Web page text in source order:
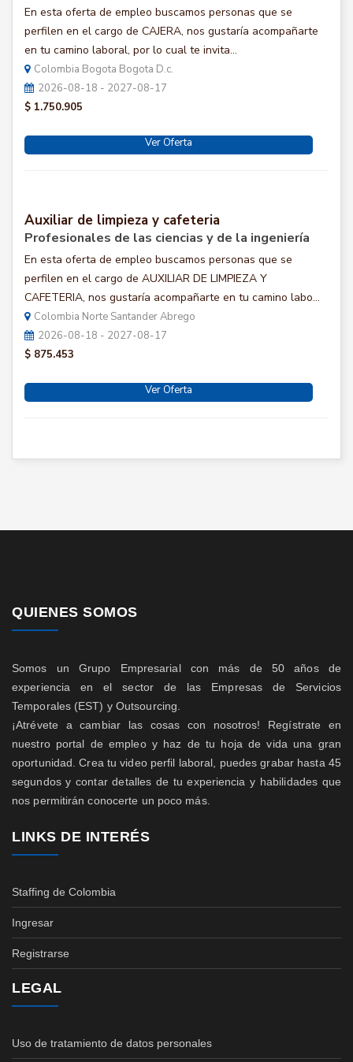
En esta oferta de empleo buscamos personas que se
perfilen en el cargo de CAJERA, nos gustaría acompañarte
en tu camino laboral, por lo cual te invita...
Colombia Bogota Bogota D.c.
2026-08-18 - 2027-08-17
$ 1.750.905
Ver Oferta
Auxiliar de limpieza y cafeteria
Profesionales de las ciencias y de la ingeniería
En esta oferta de empleo buscamos personas que se
perfilen en el cargo de AUXILIAR DE LIMPIEZA Y
CAFETERIA, nos gustaría acompañarte en tu camino labo...
Colombia Norte Santander Abrego
2026-08-18 - 2027-08-17
$ 875.453
Ver Oferta
QUIENES SOMOS
Somos un Grupo Empresarial con más de 50 años de
experiencia en el sector de las Empresas de Servicios
Temporales (EST) y Outsourcing.
¡Atrévete a cambiar las cosas con nosotros! Regístrate en
nuestro portal de empleo y haz de tu hoja de vida una gran
oportunidad. Crea tu video perfil laboral, puedes grabar hasta 45
segundos y contar detalles de tu experiencia y habilidades que
nos permitirán conocerte un poco más.
LINKS DE INTERÉS
Staffing de Colombia
Ingresar
Registrarse
LEGAL
Uso de tratamiento de datos personales